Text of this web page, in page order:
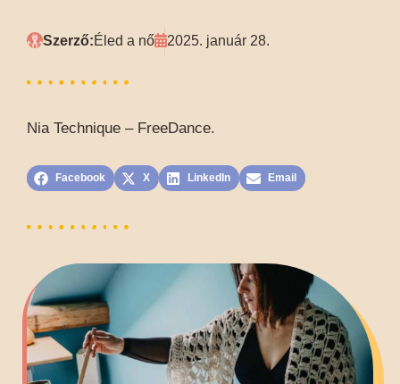
Szerző:Éled a nő 2025. január 28.
Nia Technique – FreeDance.
Facebook X LinkedIn Email